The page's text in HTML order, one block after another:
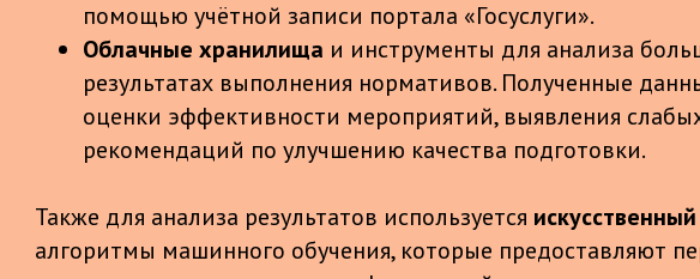
помощью учётной записи портала «Госуслуги».
Облачные хранилища и инструменты для анализа
результатах выполнения нормативов. Полученные
оценки эффективности мероприятий, выявления
рекомендаций по улучшению качества подготовки.
Также для анализа результатов используется
алгоритмы машинного обучения, которые предоставляют